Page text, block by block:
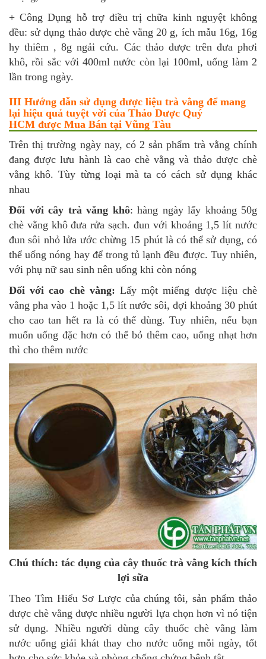
+ Công Dụng hỗ trợ điều trị chữa kinh nguyệt không
đều: sử dụng thảo dược chè vằng 20 g, ích mẫu 16g, 16g
hy thiêm , 8g ngải cứu. Các thảo dược trên đưa phơi
khô, rồi sắc với 400ml nước còn lại 100ml, uống làm 2
lần trong ngày.
III Hướng dẫn sử dụng dược liệu trà vằng để mang
lại hiệu quả tuyệt vời của Thảo Dược Quý
HCM được Mua Bán tại Vũng Tàu
Trên thị trường ngày nay, có 2 sản phẩm trà vằng chính
đang được lưu hành là cao chè vằng và thảo dược chè
vằng khô. Tùy từng loại mà ta có cách sử dụng khác
nhau
Đối với cây trà vằng khô: hàng ngày lấy khoảng 50g
chè vằng khô đưa rửa sạch. đun với khoảng 1,5 lít nước
đun sôi nhỏ lửa ước chừng 15 phút là có thể sử dụng, có
thể uống nóng hay để trong tủ lạnh đều được. Tuy nhiên,
với phụ nữ sau sinh nên uống khi còn nóng
Đối với cao chè vằng: Lấy một miếng dược liệu chè
vằng pha vào 1 hoặc 1,5 lít nước sôi, đợi khoảng 30 phút
cho cao tan hết ra là có thể dùng. Tuy nhiên, nếu bạn
muốn uống đặc hơn có thể bỏ thêm cao, uống nhạt hơn
thì cho thêm nước
Chú thích: tác dụng của cây thuốc trà vằng kích thích
lợi sữa
Theo Tìm Hiểu Sơ Lược của chúng tôi, sản phẩm thảo
dược chè vằng được nhiều người lựa chọn hơn vì nó tiện
sử dụng. Nhiều người dùng cây thuốc chè vằng làm
nước uống giải khát thay cho nước uống mỗi ngày, tốt